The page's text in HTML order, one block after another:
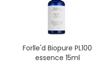
Forlle'd Biopure PL100
essence 15ml